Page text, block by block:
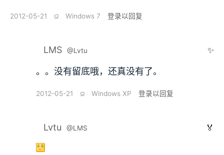
2012-05-21 ⫑ Windows 7 登录以回复
LMS @Lvtu ✨
。。没有留底哦，还真没有了。
2012-05-21 ⫑ Windows XP 登录以回复
Lvtu @LMS 🏅